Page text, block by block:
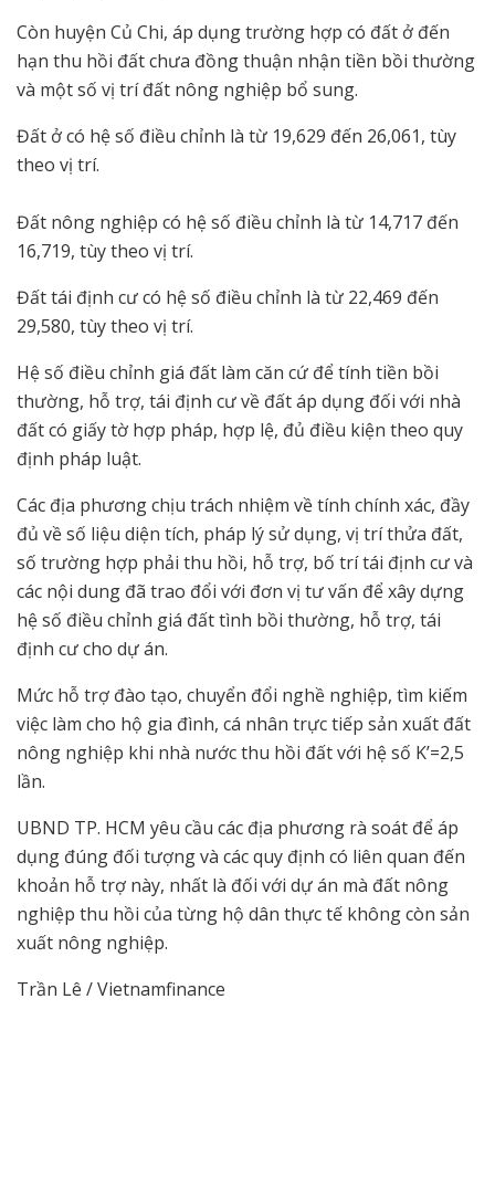
Còn huyện Củ Chi, áp dụng trường hợp có đất ở đến
hạn thu hồi đất chưa đồng thuận nhận tiền bồi thường
và một số vị trí đất nông nghiệp bổ sung.
Đất ở có hệ số điều chỉnh là từ 19,629 đến 26,061, tùy
theo vị trí.
Đất nông nghiệp có hệ số điều chỉnh là từ 14,717 đến
16,719, tùy theo vị trí.
Đất tái định cư có hệ số điều chỉnh là từ 22,469 đến
29,580, tùy theo vị trí.
Hệ số điều chỉnh giá đất làm căn cứ để tính tiền bồi
thường, hỗ trợ, tái định cư về đất áp dụng đối với nhà
đất có giấy tờ hợp pháp, hợp lệ, đủ điều kiện theo quy
định pháp luật.
Các địa phương chịu trách nhiệm về tính chính xác, đầy
đủ về số liệu diện tích, pháp lý sử dụng, vị trí thửa đất,
số trường hợp phải thu hồi, hỗ trợ, bố trí tái định cư và
các nội dung đã trao đổi với đơn vị tư vấn để xây dựng
hệ số điều chỉnh giá đất tình bồi thường, hỗ trợ, tái
định cư cho dự án.
Mức hỗ trợ đào tạo, chuyển đổi nghề nghiệp, tìm kiếm
việc làm cho hộ gia đình, cá nhân trực tiếp sản xuất đất
nông nghiệp khi nhà nước thu hồi đất với hệ số K’=2,5
lần.
UBND TP. HCM yêu cầu các địa phương rà soát để áp
dụng đúng đối tượng và các quy định có liên quan đến
khoản hỗ trợ này, nhất là đối với dự án mà đất nông
nghiệp thu hồi của từng hộ dân thực tế không còn sản
xuất nông nghiệp.
Trần Lê / Vietnamfinance